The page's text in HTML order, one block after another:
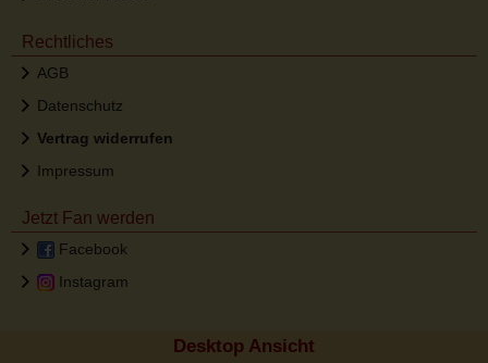
Rechtliches
AGB
Datenschutz
Vertrag widerrufen
Impressum
Jetzt Fan werden
Facebook
Instagram
Desktop Ansicht